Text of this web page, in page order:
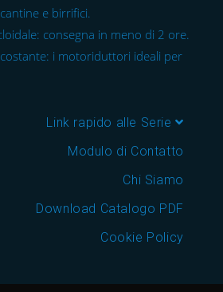
e birrifici.
consegna in meno di 2 ore.
i motoriduttori ideali per
Link rapido alle Serie
Modulo di Contatto
Chi Siamo
Download Catalogo PDF
Cookie Policy